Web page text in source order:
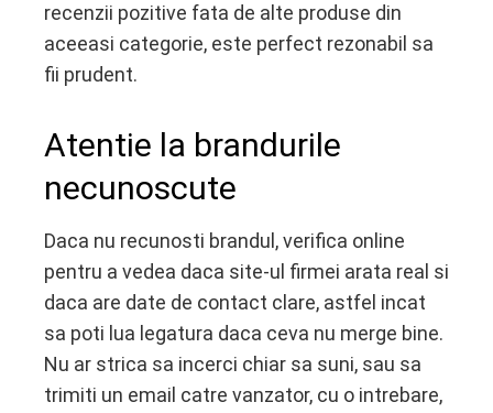
recenzii pozitive fata de alte produse din
aceeasi categorie, este perfect rezonabil sa
fii prudent.
Atentie la brandurile
necunoscute
Daca nu recunosti brandul, verifica online
pentru a vedea daca site-ul firmei arata real si
daca are date de contact clare, astfel incat
sa poti lua legatura daca ceva nu merge bine.
Nu ar strica sa incerci chiar sa suni, sau sa
trimiti un email catre vanzator, cu o intrebare,